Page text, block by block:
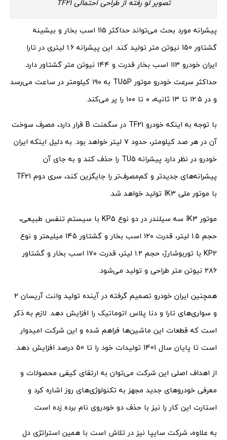
تصویر لو رفته از طراحی احتمالی TF21
پیشرانه مورد بحث می‌تواند حداکثر 115 اسب بخار و بیشینه
گشتاور 150 نیوتن متر تولید کند. این پیشرانه ۱.۶ لیتری در تارا
ایران خودرو ۱۱۳ اسب بخار قدرت و ۱۴۴ نیوتن متر گشتاور دارد.
حداکثر سرعت خودرو موتور TU5P به ۱۹۰ کیلومتر در ساعت می‌رسد
و در ۱۲.۵ تا ۱۳ ثانیه، ۰ تا ۱۰۰ را پر می‌کند.
با توجه به اینکه خودرو TF21 در سگمنت B قرار دارد، مصرف سوخت
آن در هر صد کیلومتر، حدود ۷ لیتر خواهد بود. به دلیل اینکه ایران
خودرو در نظر دارد پیشرانه TU5 را حذف کند و به جای آن
پیشرانه‌های جدیدتر و کم‌مصرف‌تر را جایگزین کند، سری دوم TF21
با موتور ملی IK3 تولید خواهد شد.
موتور IK3 سه سیلندر در دو نوع KP5 با سیستم تنفس طبیعی،
حجم ۱.۵ لیتر، قدرت ۱۲۰ اسب بخار و گشتاور ۱۴۵ میلیمتر و نوع
KP2 با توربوشارژ، حجم ۱.۲ لیتر، قدرت ۱۷۰ اسب بخار و گشتاور
۲۸۶ نیوتن متر طراحی و تولید می‌شود.
همچنین ایران خودرو تصمیم گرفته در آینده تولید وانت آریسان ۲
و سواری‌های تارا و دنا پلاس اتوماتیک را افزایش دهد. لازم به ذکر
است که قطعات این ماشین‌ها فراهم شده و این شرکت امیدوار
است تا پایان سال 1401 تولیدات خود را تا 50 درصد افزایش دهد.
از اهداف اصلی این شرکت می‌توان به ارتقای کیفی محصولات و
معرفی خودروهای جدید مجهز به تکنولوژی‌های روز اشاره کرد و
استارت این کار را نیز با حذف دو خودروی نام برده زده است.
به علاوه، شرکت سایپا نیز در تلاش است با همین استراتژی دل